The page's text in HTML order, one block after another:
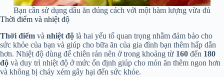
Bạn cần sử dụng dầu ăn đúng cách với một hàm lượng vừa đủ
Thời điểm và nhiệt độ
Thời điểm và nhiệt độ là hai yếu tố quan trọng nhằm đảm bảo cho
sức khỏe của bạn và giúp cho bữa ăn của gia đình bạn thêm hấp dẫn
hơn. Nhiệt độ dùng để chiên rán nên ở trong khoảng từ 160 đến 180
độ và duy trì nhiệt độ ở mức ổn định giúp cho món ăn thêm ngon hơn
và không bị cháy xém gây hại đến sức khỏe.